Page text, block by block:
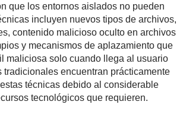
que los entornos aislados no pueden
incluyen nuevos tipos de archivos,
contenido malicioso oculto en archivos
y mecanismos de aplazamiento que
maliciosa solo cuando llega al usuario
tradicionales encuentran prácticamente
técnicas debido al considerable
tecnológicos que requieren.